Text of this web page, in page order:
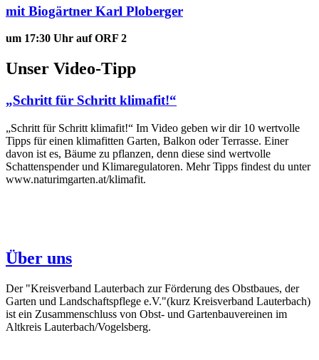
mit Biogärtner Karl Ploberger
um 17:30 Uhr auf ORF 2
Unser Video-Tipp
„Schritt für Schritt klimafit!“
„Schritt für Schritt klimafit!“ Im Video geben wir dir 10 wertvolle
Tipps für einen klimafitten Garten, Balkon oder Terrasse. Einer
davon ist es, Bäume zu pflanzen, denn diese sind wertvolle
Schattenspender und Klimaregulatoren. Mehr Tipps findest du unter
www.naturimgarten.at/klimafit.
Über uns
Der "Kreisverband Lauterbach zur Förderung des Obstbaues, der
Garten und Landschaftspflege e.V."(kurz Kreisverband Lauterbach)
ist ein Zusammenschluss von Obst- und Gartenbauvereinen im
Altkreis Lauterbach/Vogelsberg.